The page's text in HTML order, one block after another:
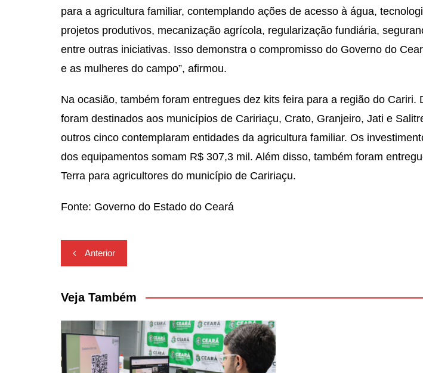
para a agricultura familiar, contemplando ações de acesso à água,
projetos produtivos, mecanização agrícola, regularização fundiária,
entre outras iniciativas. Isso demonstra o compromisso do Governo do
e as mulheres do campo”, afirmou.
Na ocasião, também foram entregues dez kits feira para a região do Cariri.
foram destinados aos municípios de Caririaçu, Crato, Granjeiro, Jati e
outros cinco contemplaram entidades da agricultura familiar. Os
dos equipamentos somam R$ 307,3 mil. Além disso, também foram
Terra para agricultores do município de Caririaçu.
Fonte: Governo do Estado do Ceará
Navegação
de
Post
Anterior
Veja Também